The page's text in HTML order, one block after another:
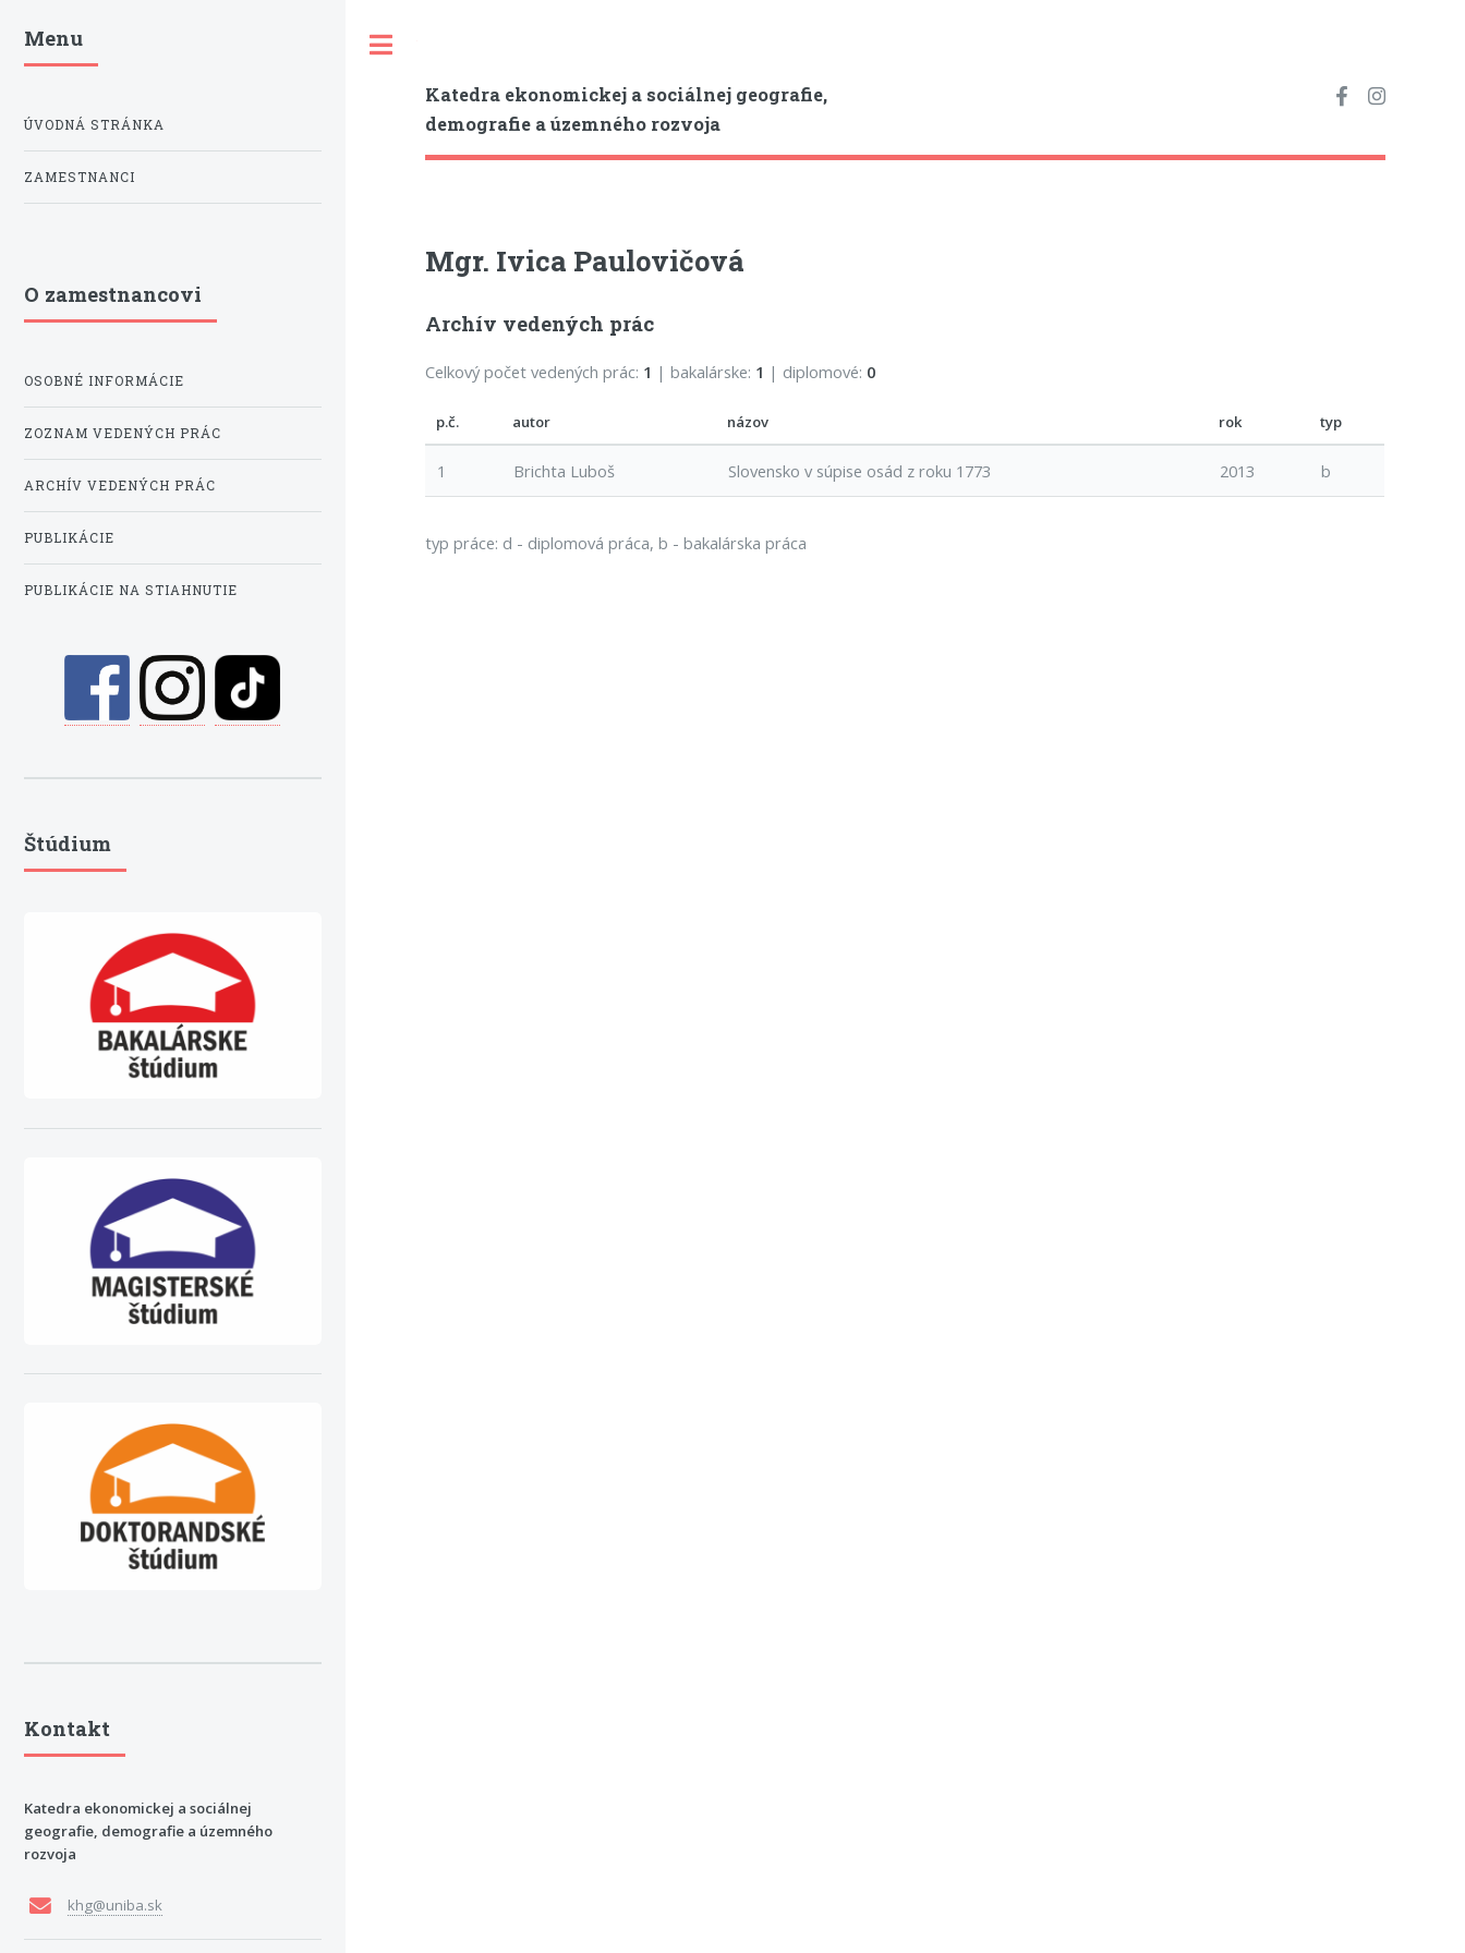
Katedra ekonomickej a sociálnej geografie,
demografie a územného rozvoja
Mgr. Ivica Paulovičová
Archív vedených prác
Celkový počet vedených prác: 1 | bakalárske: 1 | diplomové: 0
p.č. autor názov rok typ
1 Brichta Luboš Slovensko v súpise osád z roku 1773 2013 b
typ práce: d - diplomová práca, b - bakalárska práca
Menu
ÚVODNÁ STRÁNKA
ZAMESTNANCI
O zamestnancovi
OSOBNÉ INFORMÁCIE
ZOZNAM VEDENÝCH PRÁC
ARCHÍV VEDENÝCH PRÁC
PUBLIKÁCIE
PUBLIKÁCIE NA STIAHNUTIE
Štúdium
Kontakt
Katedra ekonomickej a sociálnej
geografie, demografie a územného
rozvoja
khg@uniba.sk